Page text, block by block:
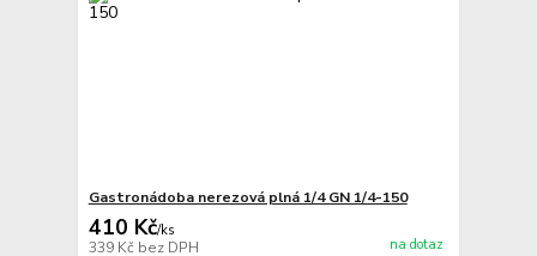
Gastronádoba nerezová plná 1/4 GN 1/4-150
410 Kč/ks
339 Kč bez DPH na dotaz